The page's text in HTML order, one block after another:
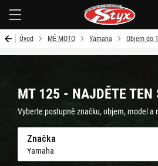
Úvod MÉ MOTO Yamaha Objem do
MT 125 - NAJDĚTE TEN
Vyberte postupně značku, objem, model a
Značka
Yamaha